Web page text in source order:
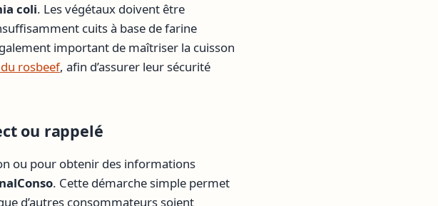
coli. Les végétaux doivent être
cuits à base de farine
important de maîtriser la cuisson
rosbeef, afin d’assurer leur sécurité
ou rappelé
ou pour obtenir des informations
. Cette démarche simple permet
d’autres consommateurs soient